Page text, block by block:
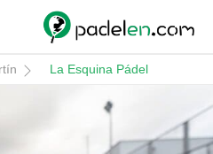
La Esquina Pádel